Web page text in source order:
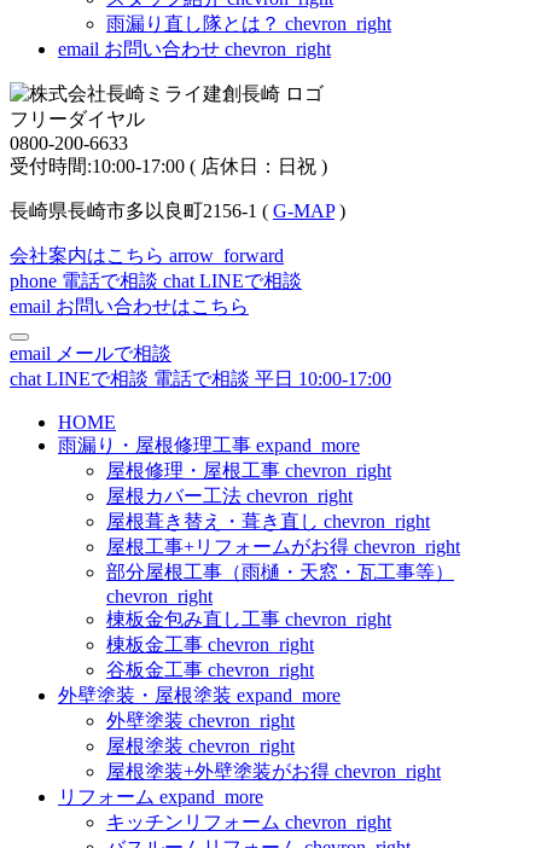
雨漏り直し隊とは？ chevron_right
email お問い合わせ chevron_right
フリーダイヤル
0800-200-6633
受付時間:10:00-17:00 ( 店休日：日祝 )
長崎県長崎市多以良町2156-1 ( G-MAP)
会社案内はこちら arrow_forward
phone 電話で相談 chat LINEで相談
email お問い合わせはこちら
email メールで相談
chat LINEで相談 電話で相談 平日 10:00-17:00
HOME
雨漏り・屋根修理工事 expand_more
屋根修理・屋根工事 chevron_right
屋根カバー工法 chevron_right
屋根葺き替え・葺き直し chevron_right
屋根工事+リフォームがお得 chevron_right
部分屋根工事（雨樋・天窓・瓦工事等）
chevron_right
棟板金包み直し工事 chevron_right
棟板金工事 chevron_right
谷板金工事 chevron_right
外壁塗装・屋根塗装 expand_more
外壁塗装 chevron_right
屋根塗装 chevron_right
屋根塗装+外壁塗装がお得 chevron_right
リフォーム expand_more
キッチンリフォーム chevron_right